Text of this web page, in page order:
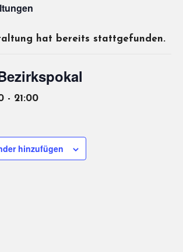
hat bereits stattgefunden.
- 21:00
hinzufügen